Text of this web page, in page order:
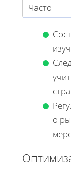
Часто
о